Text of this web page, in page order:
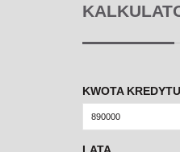
KWOTA KREDYTU
LATA